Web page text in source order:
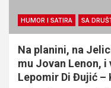
HUMOR I SATIRA SA
Na planini, na
mu Jovan Lenon,
Lepomir Di Đujić –